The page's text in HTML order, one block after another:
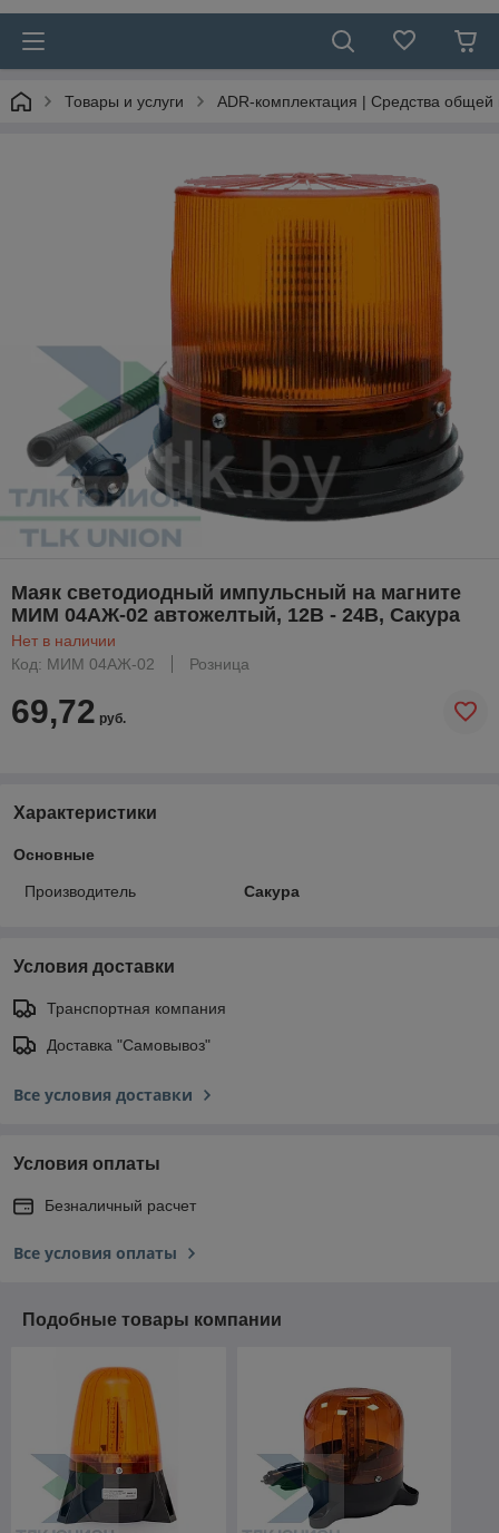
Товары и услуги ADR-комплектация | Средства
Маяк светодиодный импульсный на магните
МИМ 04АЖ-02 автожелтый, 12В - 24В, Сакура
Нет в наличии
Код: МИМ 04АЖ-02
Розница
69,72 руб.
Характеристики
Основные
Производитель Сакура
Условия доставки
Транспортная компания
Доставка "Самовывоз"
Все условия доставки
Условия оплаты
Безналичный расчет
Все условия оплаты
Подобные товары компании